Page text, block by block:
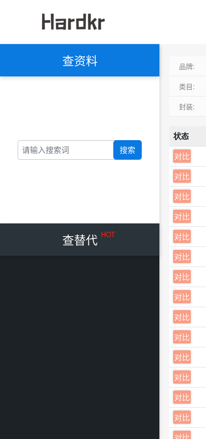
查资料
搜索
查替代 HOT
品牌:
类目:
封装:
状态
对比
对比
对比
对比
对比
对比
对比
对比
对比
对比
对比
对比
对比
对比